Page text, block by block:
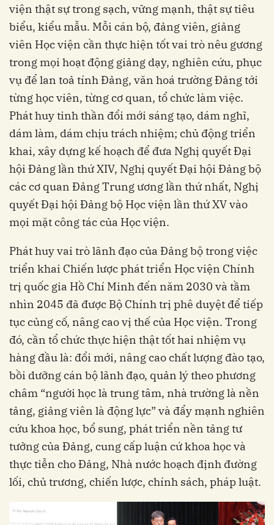
viện thật sự trong sạch, vững mạnh, thật sự tiêu
biểu, kiểu mẫu. Mỗi cán bộ, đảng viên, giảng
viên Học viện cần thực hiện tốt vai trò nêu gương
trong mọi hoạt động giảng dạy, nghiên cứu, phục
vụ để lan toả tính Đảng, văn hoá trường Đảng tới
từng học viên, từng cơ quan, tổ chức làm việc.
Phát huy tinh thần đổi mới sáng tạo, dám nghĩ,
dám làm, dám chịu trách nhiệm; chủ động triển
khai, xây dựng kế hoạch để đưa Nghị quyết Đại
hội Đảng lần thứ XIV, Nghị quyết Đại hội Đảng bộ
các cơ quan Đảng Trung ương lần thứ nhất, Nghị
quyết Đại hội Đảng bộ Học viện lần thứ XV vào
mọi mặt công tác của Học viện.
Phát huy vai trò lãnh đạo của Đảng bộ trong việc
triển khai Chiến lược phát triển Học viện Chính
trị quốc gia Hồ Chí Minh đến năm 2030 và tầm
nhìn 2045 đã được Bộ Chính trị phê duyệt để tiếp
tục củng cố, nâng cao vị thế của Học viện. Trong
đó, cần tổ chức thực hiện thật tốt hai nhiệm vụ
hàng đầu là: đổi mới, nâng cao chất lượng đào tạo,
bồi dưỡng cán bộ lãnh đạo, quản lý theo phương
châm “người học là trung tâm, nhà trường là nền
tảng, giảng viên là động lực” và đẩy mạnh nghiên
cứu khoa học, bổ sung, phát triển nền tảng tư
tưởng của Đảng, cung cấp luận cứ khoa học và
thực tiễn cho Đảng, Nhà nước hoạch định đường
lối, chủ trương, chiến lược, chính sách, pháp luật.